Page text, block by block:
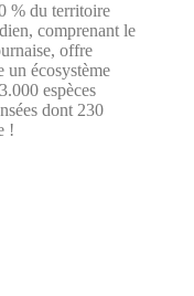
% du territoire
comprenant le
offre
écosystème
espèces
dont 230
!